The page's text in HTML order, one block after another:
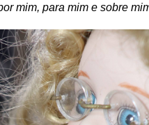
mim, para mim e sobre